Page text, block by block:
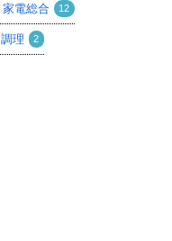
家電総合 12
調理 2